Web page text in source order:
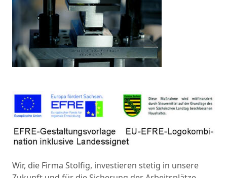
Wir, die Firma Stolfig, investieren stetig in unsere